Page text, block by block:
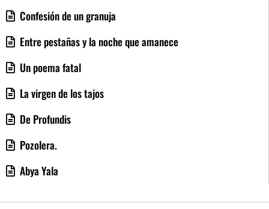
Confesión de un granuja
Entre pestañas y la noche que amanece
Un poema fatal
La virgen de los tajos
De Profundis
Pozolera.
Abya Yala